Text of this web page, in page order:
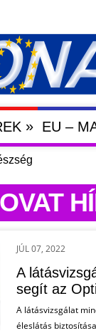
» EU –
JÚL 07, 2022
A
segít az
A látásvizsgálat
éleslátás